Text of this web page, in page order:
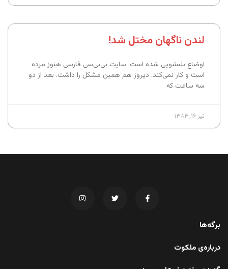
لندن ناگهان مختل شد!
اوضاع بلبشویی شده است. سایت بی‌بی‌سی فارسی هنوز مرده
است و کار نمی‌کند. دیروز هم همین مشکل را داشت. بعد از دو
سه ساعت که
تیر ۱۶, ۱۳۸۴
برگه‌ها
درباره‌ی ملکوت